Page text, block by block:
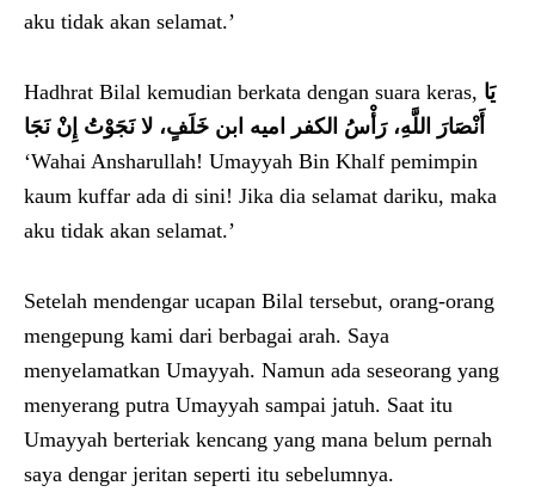
aku tidak akan selamat.’
Hadhrat Bilal kemudian berkata dengan suara keras, يَا
أَنْصَارَ اللَّهِ، رَأْسُ الكفر اميه ابن خَلَفٍ، لا نَجَوْتُ إِنْ نَجَا
‘Wahai Ansharullah! Umayyah Bin Khalf pemimpin
kaum kuffar ada di sini! Jika dia selamat dariku, maka
aku tidak akan selamat.’
Setelah mendengar ucapan Bilal tersebut, orang-orang
mengepung kami dari berbagai arah. Saya
menyelamatkan Umayyah. Namun ada seseorang yang
menyerang putra Umayyah sampai jatuh. Saat itu
Umayyah berteriak kencang yang mana belum pernah
saya dengar jeritan seperti itu sebelumnya.